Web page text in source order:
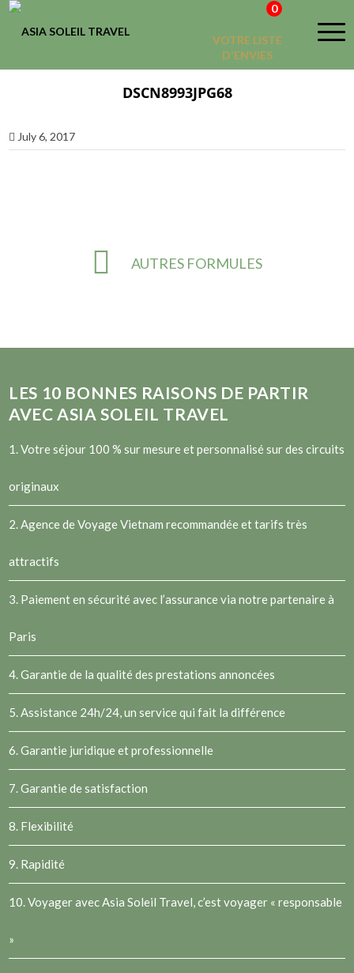
VOTRE LISTE
D'ENVIES
0
DSCN8993JPG68
July 6, 2017
AUTRES FORMULES
LES 10 BONNES RAISONS DE PARTIR
AVEC ASIA SOLEIL TRAVEL
1. Votre séjour 100 % sur mesure et personnalisé sur des circuits
originaux
2.Agence de Voyage Vietnam recommandée et tarifs très
attractifs
3. Paiement en sécurité avec l’assurance via notre partenaire à
Paris
4. Garantie de la qualité des prestations annoncées
5. Assistance 24h/24, un service qui fait la différence
6. Garantie juridique et professionnelle
7. Garantie de satisfaction
8. Flexibilité
9. Rapidité
10. Voyager avec Asia Soleil Travel, c’est voyager « responsable
»